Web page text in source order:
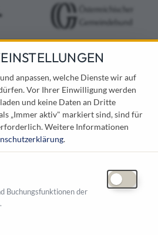
Verlag GmbH
MESSE
anpassen, welche Dienste wir auf
Vor Ihrer Einwilligung werden
und keine Daten an Dritte
„Immer aktiv" markiert sind, sind für
Weitere Informationen
.
Buchungsfunktionen der